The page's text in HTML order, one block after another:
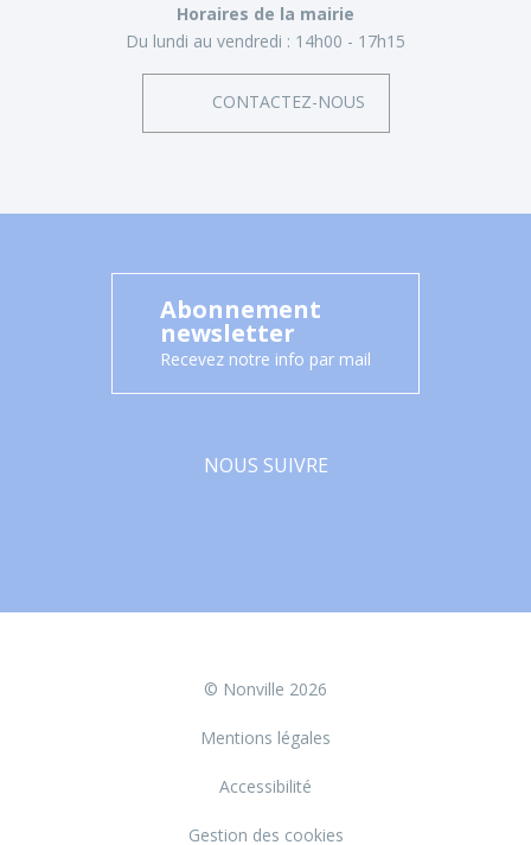
Horaires de la mairie
Du lundi au vendredi : 14h00 - 17h15
CONTACTEZ-NOUS
Abonnement
newsletter
Recevez notre info par mail
NOUS SUIVRE
© Nonville 2026
Mentions légales
Accessibilité
Gestion des cookies